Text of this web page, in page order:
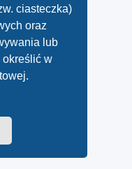
ciasteczka)
oraz
lub
określić w